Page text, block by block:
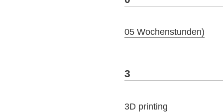
05 Wochenstunden)
3
3D printing